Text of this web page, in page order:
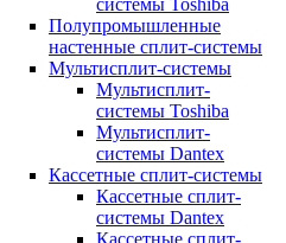
Полупромышленные
настенные сплит-системы
Мультисплит-системы
Мультисплит-
системы Toshiba
Мультисплит-
системы Dantex
Кассетные сплит-системы
Кассетные сплит-
системы Dantex
Кассетные сплит-